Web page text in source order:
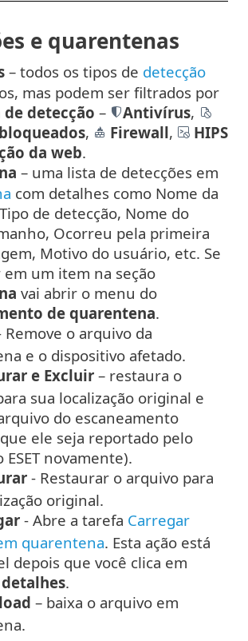
e quarentenas
– todos os tipos de detecção
mas podem ser filtrados por
detecção – Antivírus,
, Firewall,
HIPS
da web.
– uma lista de detecções em
com detalhes como Nome da
de detecção, Nome do
Ocorreu pela primeira
Motivo do usuário, etc. Se
em um item na seção
vai abrir o menu do
de quarentena.
Remove o arquivo da
e o dispositivo afetado.
e Excluir – restaura o
sua localização original e
do escaneamento
ele seja reportado pelo
ESET novamente).
- Restaurar o arquivo para
original.
- Abre a tarefa Carregar
quarentena. Esta ação está
depois que você clica em
.
– baixa o arquivo em